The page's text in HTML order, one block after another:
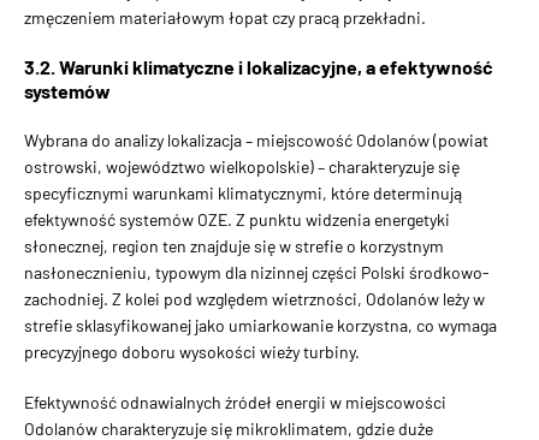
zmęczeniem materiałowym łopat czy pracą przekładni.
3.2. Warunki klimatyczne i lokalizacyjne, a efektywność
systemów
Wybrana do analizy lokalizacja – miejscowość Odolanów (powiat
ostrowski, województwo wielkopolskie) – charakteryzuje się
specyficznymi warunkami klimatycznymi, które determinują
efektywność systemów OZE. Z punktu widzenia energetyki
słonecznej, region ten znajduje się w strefie o korzystnym
nasłonecznieniu, typowym dla nizinnej części Polski środkowo-
zachodniej. Z kolei pod względem wietrzności, Odolanów leży w
strefie sklasyfikowanej jako umiarkowanie korzystna, co wymaga
precyzyjnego doboru wysokości wieży turbiny.
Efektywność odnawialnych źródeł energii w miejscowości
Odolanów charakteryzuje się mikroklimatem, gdzie duże